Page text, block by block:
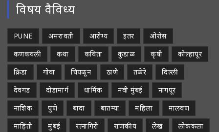
विषय वैविध्य
PUNE अमरावती आरोग्य इतर
ओरोस
कणकवली
कथा कविता कुडाळ कृषी
कोल्हापूर
क्रिडा
गोवा चिपळून ठाणे तळेरे
दिल्ली
देवगड
दोडामार्ग धार्मिक नवी मुंबई
नागपूर
नाशिक
पुणे बांदा बातम्या महिला
मालवण
माहिती
मुंबई रत्नागिरी राजकीय लेख
लोककला